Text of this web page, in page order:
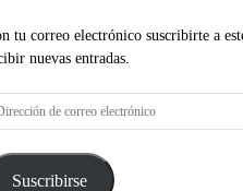
tu correo electrónico suscribirte a
nuevas entradas.
Suscribirse